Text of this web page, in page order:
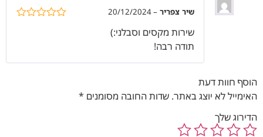
שיר צפריר –
20/12/2024
שירות מקסים וסבלני:)
תודה רבה!
הוסף חוות דעת
האימייל לא יוצג באתר. שדות החובה מסומנים *
הדירוג שלך